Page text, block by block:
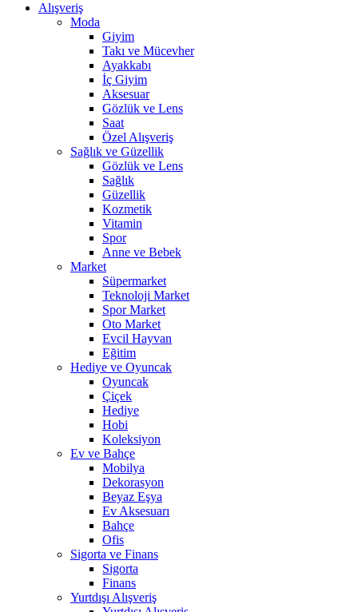
Alışveriş
Moda
Giyim
Takı ve Mücevher
Ayakkabı
İç Giyim
Aksesuar
Gözlük ve Lens
Saat
Özel Alışveriş
Sağlık ve Güzellik
Gözlük ve Lens
Sağlık
Güzellik
Kozmetik
Vitamin
Spor
Anne ve Bebek
Market
Süpermarket
Teknoloji Market
Spor Market
Oto Market
Evcil Hayvan
Eğitim
Hediye ve Oyuncak
Oyuncak
Çiçek
Hediye
Hobi
Koleksiyon
Ev ve Bahçe
Mobilya
Dekorasyon
Beyaz Eşya
Ev Aksesuarı
Bahçe
Ofis
Sigorta ve Finans
Sigorta
Finans
Yurtdışı Alışveriş